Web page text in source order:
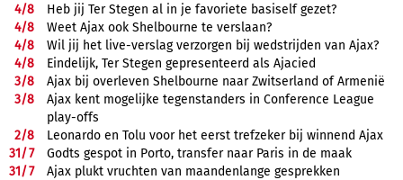
4/8
Heb jij Ter Stegen al in je favoriete basiself gezet?
4/8
Weet Ajax ook Shelbourne te verslaan?
4/8
Wil jij het live-verslag verzorgen bij wedstrijden van Ajax?
4/8
Eindelijk, Ter Stegen gepresenteerd als Ajacied
3/8
Ajax bij overleven Shelbourne naar Zwitserland of Armenië
3/8
Ajax kent mogelijke tegenstanders in Conference League
play-offs
2/8
Leonardo en Tolu voor het eerst trefzeker bij winnend Ajax
31/7
Godts gespot in Porto, transfer naar Paris in de maak
31/7
Ajax plukt vruchten van maandenlange gesprekken